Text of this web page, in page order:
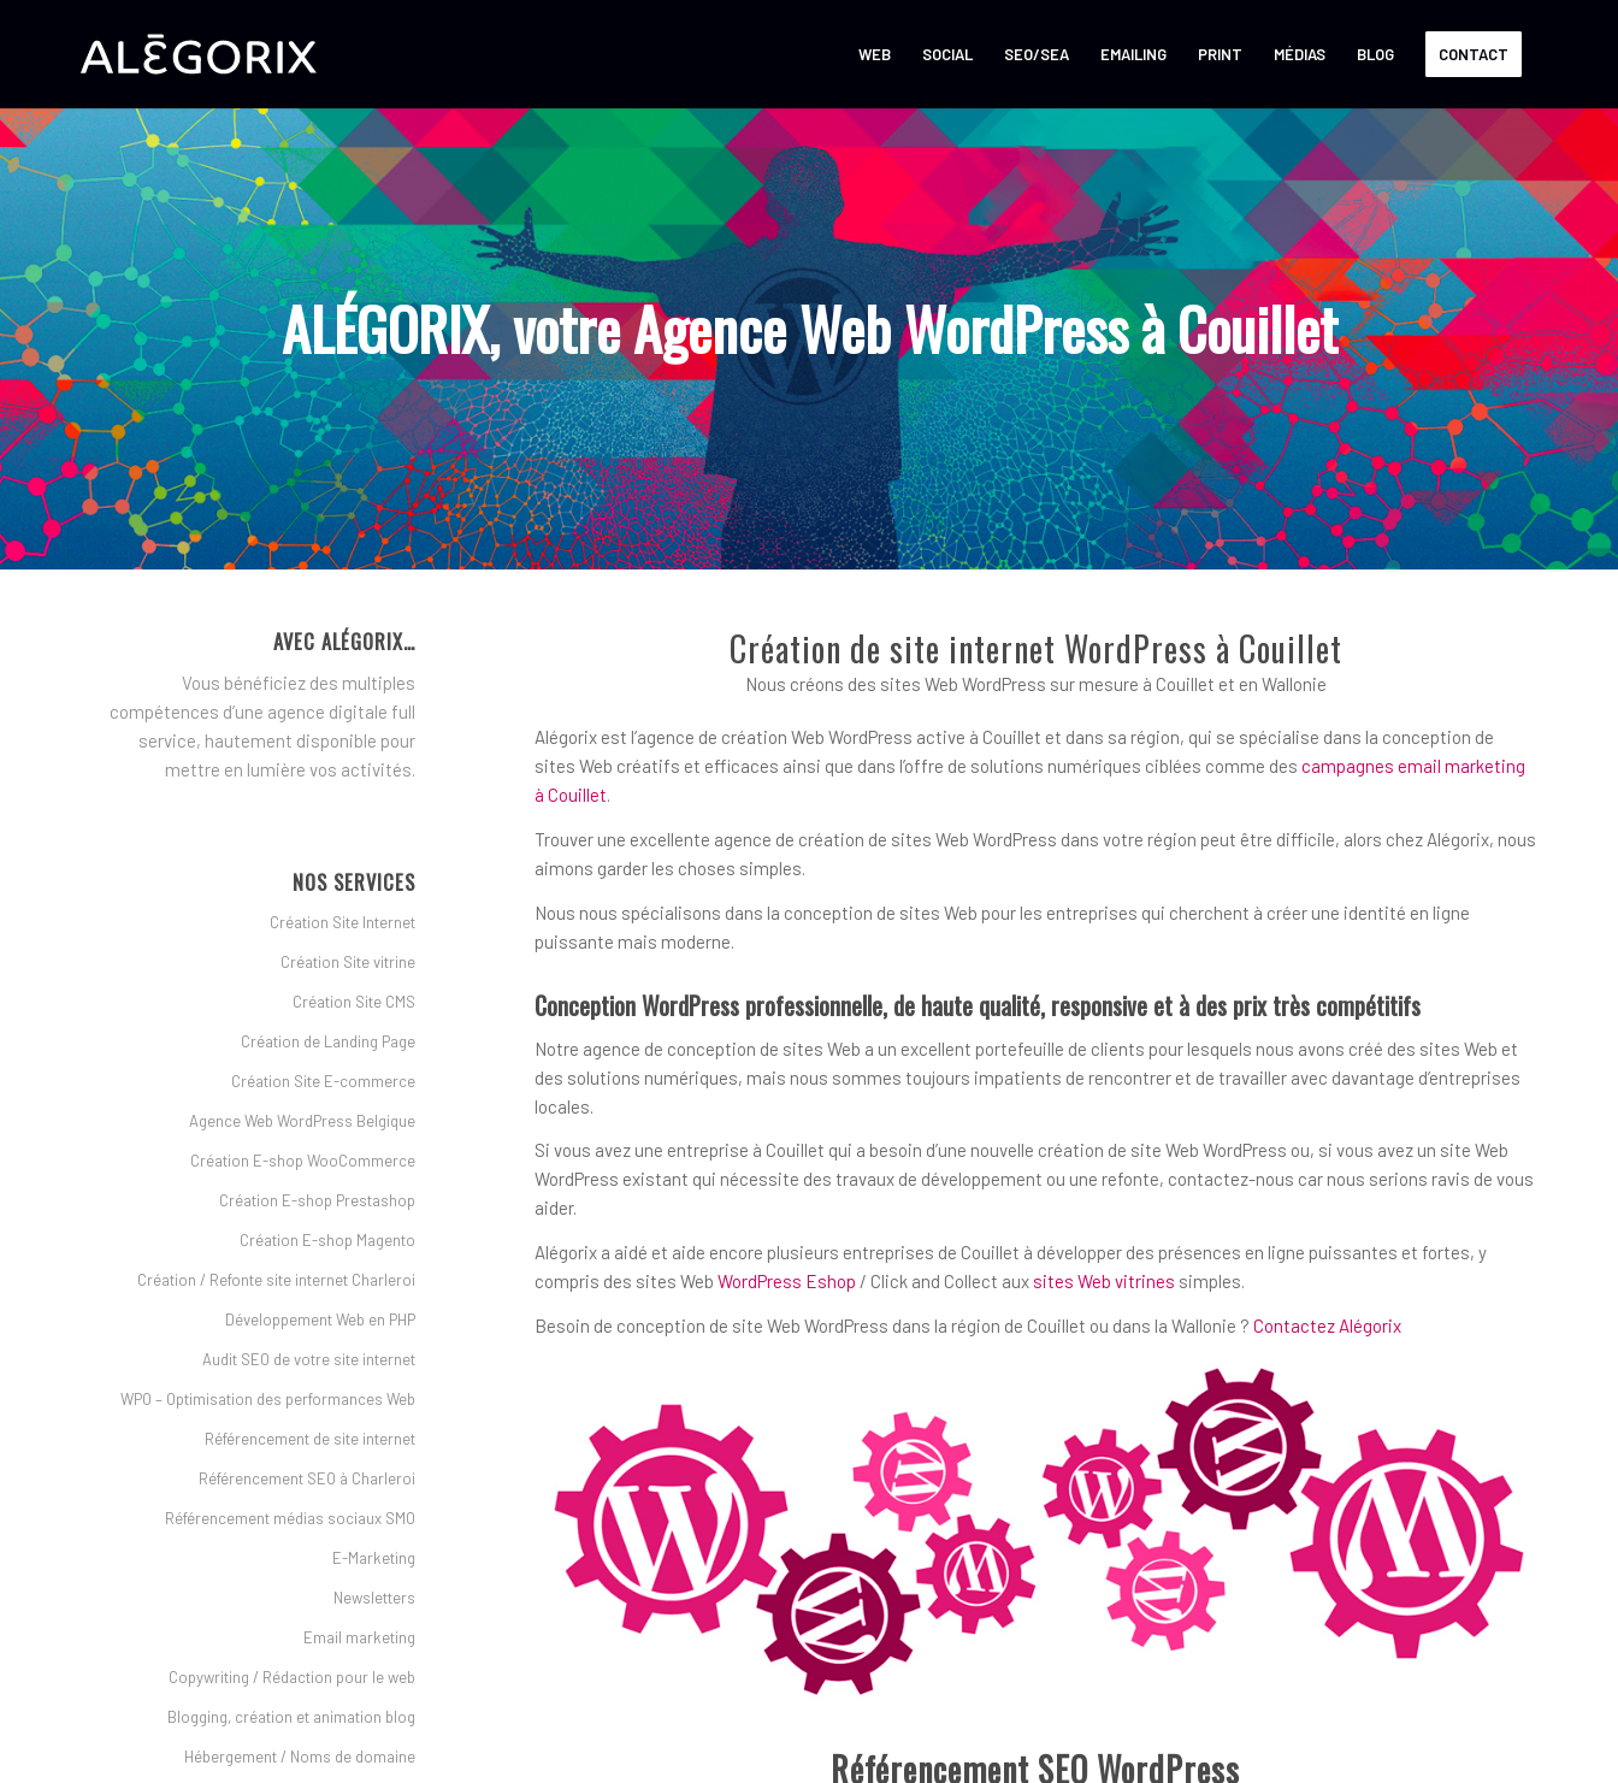
WEB SOCIAL SEO/SEA EMAILING PRINT MÉDIAS BLOG CONTACT
ALÉGORIX, votre Agence Web WordPress à Couillet
Création de site internet WordPress à Couillet
Nous créons des sites Web WordPress sur mesure à Couillet et en Wallonie
Alégorix est l’agence de création Web WordPress active à Couillet et dans sa région, qui se spécialise dans la conception de
sites Web créatifs et efficaces ainsi que dans l’offre de solutions numériques ciblées comme des campagnes email marketing
à Couillet.
Trouver une excellente agence de création de sites Web WordPress dans votre région peut être difficile, alors chez Alégorix, nous
aimons garder les choses simples.
Nous nous spécialisons dans la conception de sites Web pour les entreprises qui cherchent à créer une identité en ligne
puissante mais moderne.
Conception WordPress professionnelle, de haute qualité, responsive et à des prix très compétitifs
Notre agence de conception de sites Web a un excellent portefeuille de clients pour lesquels nous avons créé des sites Web et
des solutions numériques, mais nous sommes toujours impatients de rencontrer et de travailler avec davantage d’entreprises
locales.
Si vous avez une entreprise à Couillet qui a besoin d’une nouvelle création de site Web WordPress ou, si vous avez un site Web
WordPress existant qui nécessite des travaux de développement ou une refonte, contactez-nous car nous serions ravis de vous
aider.
Alégorix a aidé et aide encore plusieurs entreprises de Couillet à développer des présences en ligne puissantes et fortes, y
compris des sites Web WordPress Eshop / Click and Collect aux sites Web vitrines simples.
Besoin de conception de site Web WordPress dans la région de Couillet ou dans la Wallonie ? Contactez Alégorix
Référencement SEO WordPress
AVEC ALÉGORIX…
Vous bénéficiez des multiples
compétences d’une agence digitale full
service, hautement disponible pour
mettre en lumière vos activités.
NOS SERVICES
Création Site Internet
Création Site vitrine
Création Site CMS
Création de Landing Page
Création Site E-commerce
Agence Web WordPress Belgique
Création E-shop WooCommerce
Création E-shop Prestashop
Création E-shop Magento
Création / Refonte site internet Charleroi
Développement Web en PHP
Audit SEO de votre site internet
WPO – Optimisation des performances Web
Référencement de site internet
Référencement SEO à Charleroi
Référencement médias sociaux SMO
E-Marketing
Newsletters
Email marketing
Copywriting / Rédaction pour le web
Blogging, création et animation blog
Hébergement / Noms de domaine